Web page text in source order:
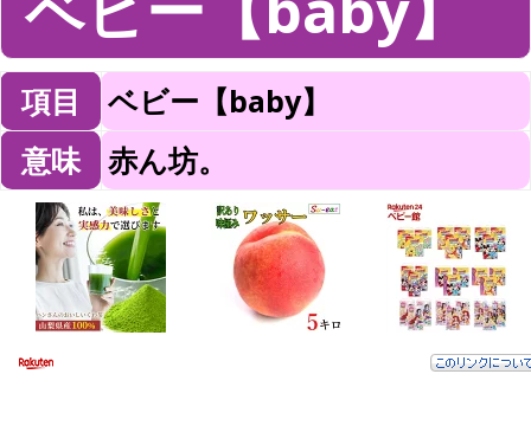
項目
ベビー【baby】
意味
赤ん坊。